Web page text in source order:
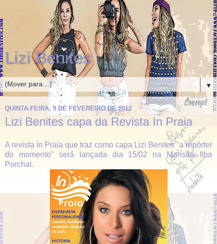
Lizi Benites
▼
QUINTA-FEIRA, 9 DE FEVEREIRO DE 2012
Lizi Benites capa da Revista In Praia
A revista In Praia que traz como capa Lizi Benites "a repórter
do momento" será lançada dia 15/02 na Mansão Ilha
Porchat.